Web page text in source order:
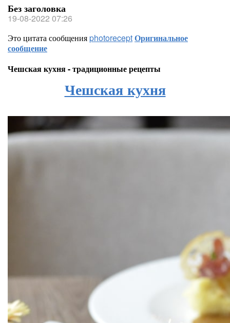
Без заголовка
19-08-2022 07:26
Это цитата сообщенияphotoreceptОригинальное
сообщение
Чешская кухня - традиционные рецепты
Чешская кухня